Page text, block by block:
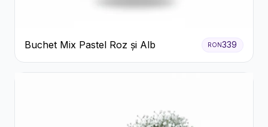
Buchet Mix Pastel Roz și Alb RON339